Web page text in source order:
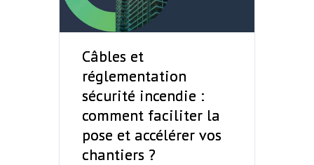
Câbles et
réglementation
sécurité incendie :
comment faciliter la
pose et accélérer vos
chantiers ?